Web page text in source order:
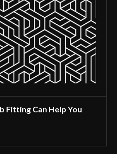
Fitting Can Help You